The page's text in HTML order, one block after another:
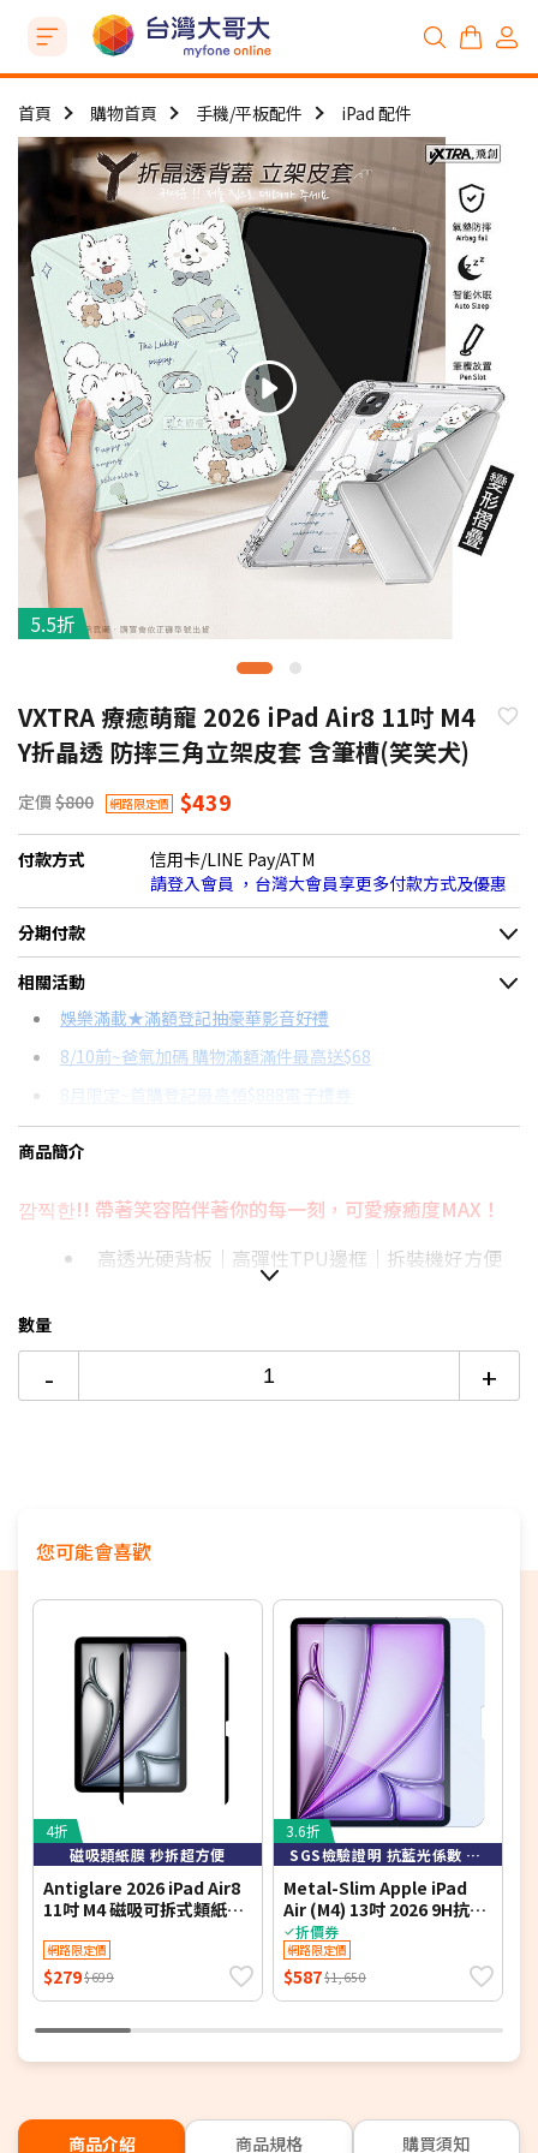
首頁 購物首頁 手機/平板配件 iPad 配件
5.5折
VXTRA 療癒萌寵 2026 iPad Air8 11吋 M4
Y折晶透 防摔三角立架皮套 含筆槽(笑笑犬)
定價 $800 網路限定價 $439
付款方式
信用卡/LINE Pay/ATM
請登入會員 ，台灣大會員享更多付款方式及優惠
分期付款
＊實際可分期數、適用利率，請以購物車顯示為主
信用卡分期
分期數
12期
24期
每期金額
$39
$20
配合銀行/業者
18家銀行/業者
18家銀行/業者
相關活動
娛樂滿載★滿額登記抽豪華影音好禮
8/10前~爸氣加碼 購物滿額滿件最高送$68
8月限定~首購登記最高領$888電子禮券
台灣大哥大Open Possible聯名卡滿額最高回饋25%
■iPad 全系列配件→點我■
商品簡介
깜찍한!! 帶著笑容陪伴著你的每一刻，可愛療癒度MAX！
高透光硬背板｜高彈性TPU邊框｜拆裝機好方便
Y折+三折多種觀看角度，隨心所欲，內置筆槽
數量
- +
您可能會喜歡
4折
磁吸類紙膜 秒拆超方便
Antiglare 2026 iPad Air8
11吋 M4 磁吸可拆式類紙膜
網路限定價
$279$699
3.6折
SGS檢驗證明 抗藍光係數 26.2%
Metal-Slim Apple iPad
Air (M4) 13吋 2026 9H抗藍
光鋼化玻璃保護貼
折價券
網路限定價
$587$1,650
商品介紹 商品規格 購買須知